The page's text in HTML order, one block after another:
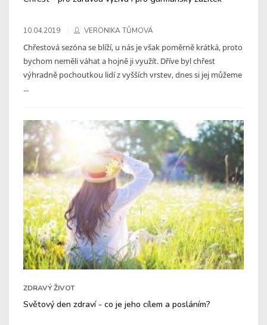
10.04.2019 VERONIKA TŮMOVÁ
Chřestová sezóna se blíží, u nás je však poměrně krátká, proto
bychom neměli váhat a hojně ji využít. Dříve byl chřest
výhradně pochoutkou lidí z vyšších vrstev, dnes si jej můžeme
...
ZDRAVÝ ŽIVOT
Světový den zdraví - co je jeho cílem a posláním?